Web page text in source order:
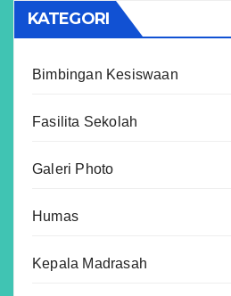
KATEGORI
Bimbingan Kesiswaan
Fasilita Sekolah
Galeri Photo
Humas
Kepala Madrasah